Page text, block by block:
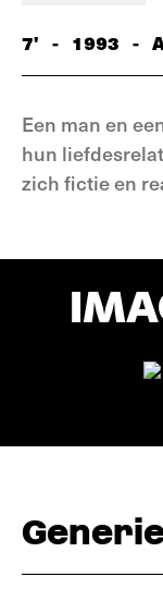
7' - 1993 -
Een man en
hun
zich fictie en